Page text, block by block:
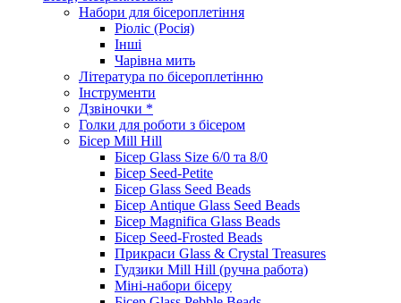
Набори для бісероплетіння
Ріоліс (Росія)
Інші
Чарівна мить
Література по бісероплетінню
Інструменти
Дзвіночки *
Голки для роботи з бісером
Бісер Mill Hill
Бісер Glass Size 6/0 та 8/0
Бісер Seed-Petite
Бісер Glass Seed Beads
Бісер Antique Glass Seed Beads
Бісер Magnifica Glass Beads
Бісер Seed-Frosted Beads
Прикраси Glass & Crystal Treasures
Гудзики Mill Hill (ручна работа)
Міні-набори бісеру